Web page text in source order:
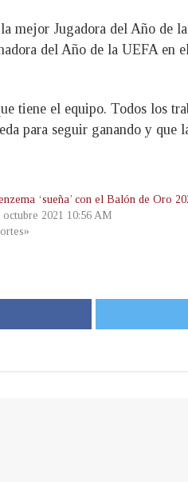
mejor Jugadora del Año de
del Año de la UEFA
tiene el equipo. Todos los
para seguir ganando y
‘sueña’ con el Balón de Oro
octubre 2021 10:56 AM